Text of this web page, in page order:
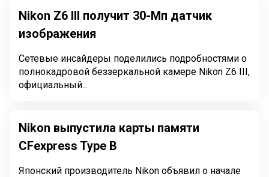
Nikon Z6 III получит 30-Мп датчик
изображения
Сетевые инсайдеры поделились подробностями о
полнокадровой беззеркальной камере Nikon Z6 III,
официальный...
Nikon выпустила карты памяти
CFexpress Type B
Японский производитель Nikon объявил о начале